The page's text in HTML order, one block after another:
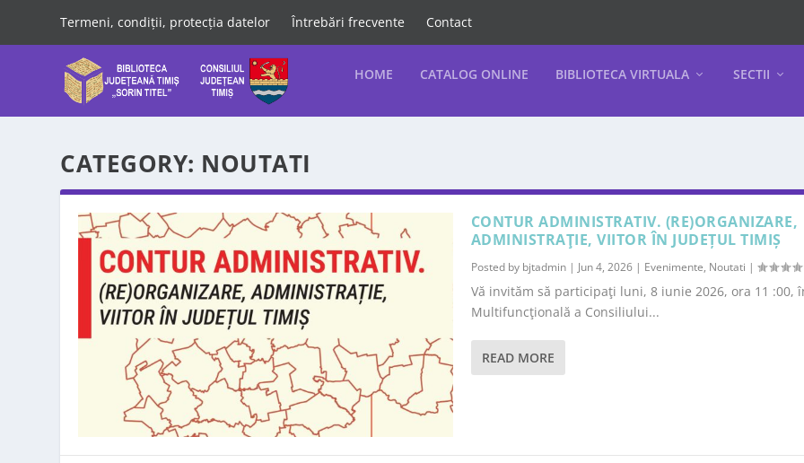
Termeni, condiții, protecția datelor Întrebări frecvente Contact
HOME CATALOG ONLINE BIBLIOTECA VIRTUALA SECTII
CATEGORY: NOUTATI
CONTUR ADMINISTRATIV. (RE)ORGANIZARE,
ADMINISTRAŢIE, VIITOR ÎN JUDEȚUL TIMIȘ
Posted by bjtadmin| Jun 4, 2026| Evenimente, Noutati |
Vă invităm să participaţi luni, 8 iunie 2026, ora 11 :00,
Multifuncţională a Consiliului...
READ MORE